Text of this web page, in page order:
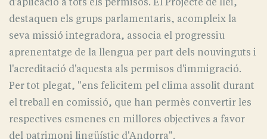
d'aplicació a tots els permisos. El Projecte de llei,
destaquen els grups parlamentaris, acompleix la
seva missió integradora, associa el progressiu
aprenentatge de la llengua per part dels nouvinguts i
l'acreditació d'aquesta als permisos d'immigració.
Per tot plegat, "ens felicitem pel clima assolit durant
el treball en comissió, que han permès convertir les
respectives esmenes en millores objectives a favor
del patrimoni lingüístic d'Andorra".